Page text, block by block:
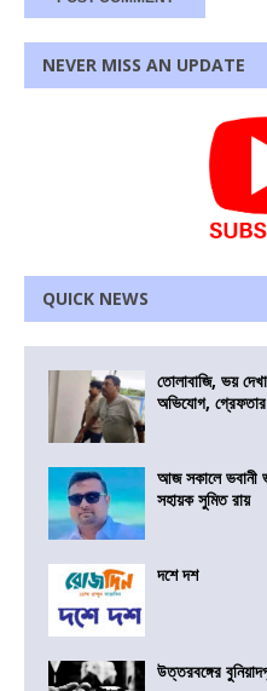
NEVER MISS AN UPDATE
QUICK NEWS
তোলাবাজি, ভয়
অভিযোগ, গ্রেফতার
আজ সকালে ভবানী
সহায়ক সুমিত রায়
দশে দশ
উত্তরবঙ্গের